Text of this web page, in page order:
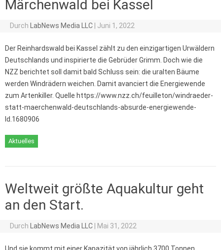
Märchenwald bei Kassel
Durch LabNews Media LLC Juni 1, 2022
Der Reinhardswald bei Kassel zählt zu den einzigartigen Urwäldern
Deutschlands und inspirierte die Gebrüder Grimm. Doch wie die
NZZ berichtet soll damit bald Schluss sein: die uralten Bäume
werden Windrädern weichen. Damit avanciert die Energiewende
zum Artenkiller. Quelle https://www.nzz.ch/feuilleton/windraeder-
statt-maerchenwald-deutschlands-absurde-energiewende-
ld.1680906
Aktuelles
Weltweit größte Aquakultur geht
an den Start.
Durch LabNews Media LLC Mai 31, 2022